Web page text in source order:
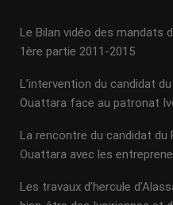
Le Bilan vidéo des mandats
1ère partie 2011-2015
L’intervention du candidat
Ouattara face au patronat
La rencontre du candidat du
Ouattara avec les
Les travaux d’hercule